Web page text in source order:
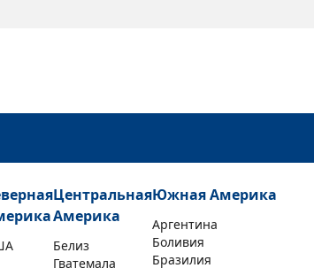
Центральная
Америка
Белиз
Гватемала
Южная Америка
Аргентина
Боливия
Бразилия